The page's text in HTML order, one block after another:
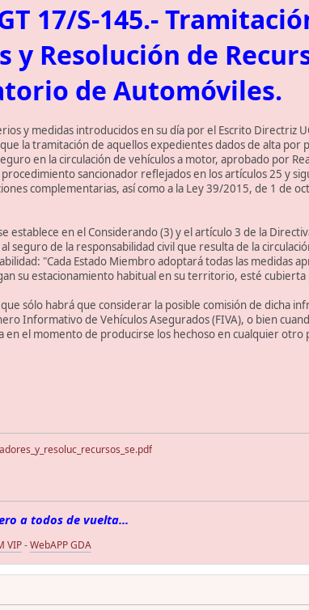
17/S-145.-
y Resolución de
de Automóviles.
y medidas introducidos en su día por el Escrito Directriz
la tramitación de aquellos expedientes dados de alta
en la circulación de vehículos a motor, aprobado por
sancionador reflejados en los artículos 25 y
complementarias, así como a la Ley 39/2015, de 1 de
establece en el Considerando (3) y el artículo 3 de la
seguro de la responsabilidad civil que resulta de la
"Cada Estado Miembro adoptará todas las medidas
su estacionamiento habitual en su territorio, esté
sólo habrá que considerar la posible comisión de dicha
Informativo de Vehículos Asegurados (FIVA), o bien
en el momento de producirse los hechoso en cualquier otro
a todos de vuelta...
VIP-WebAPP GDA